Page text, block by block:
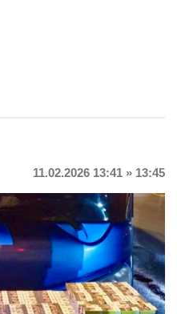
11.02.2026 13:41 » 13:45